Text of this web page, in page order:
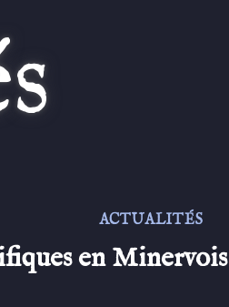
ACTUALITÉS
en Minervois